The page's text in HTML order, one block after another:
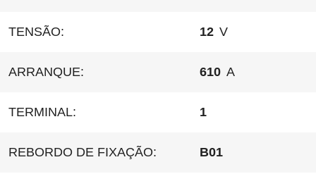
TENSÃO: 12 V
ARRANQUE: 610 A
TERMINAL: 1
REBORDO DE FIXAÇÃO: B01